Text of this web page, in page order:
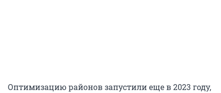
Оптимизацию районов запустили еще в 2023 году,